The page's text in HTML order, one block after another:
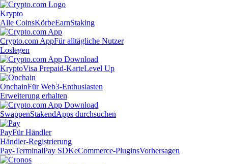
Krypto
Alle CoinsKörbeEarnStaking
Crypto.com AppFür alltägliche Nutzer
Loslegen
KryptoVisa Prepaid-KarteLevel Up
OnchainFür Web3-Enthusiasten
Erweiterung erhalten
SwappenStakendApps durchsuchen
PayFür Händler
Händler-Registrierung
Pay-TerminalPay SDKeCommerce-PluginsVorhersagen